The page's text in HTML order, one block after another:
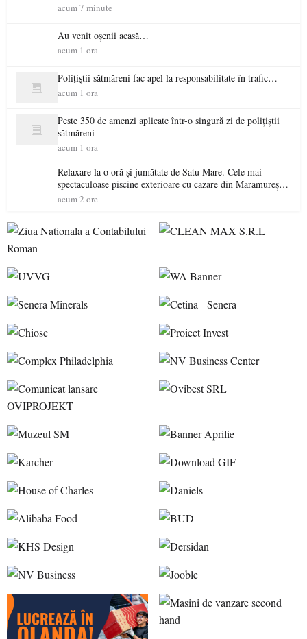
acum 7 minute
Au venit oșenii acasă…
acum 1 ora
Polițiștii sătmăreni fac apel la responsabilitate în trafic…
acum 1 ora
Peste 350 de amenzi aplicate într-o singură zi de polițiștii
sătmăreni
acum 1 ora
Relaxare la o oră și jumătate de Satu Mare. Cele mai
spectaculoase piscine exterioare cu cazare din Maramureș,
ideale pentru o escapadă de vară
acum 2 ore